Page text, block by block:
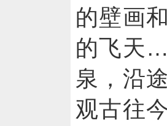
的壁画
的飞天
泉，沿
观古往